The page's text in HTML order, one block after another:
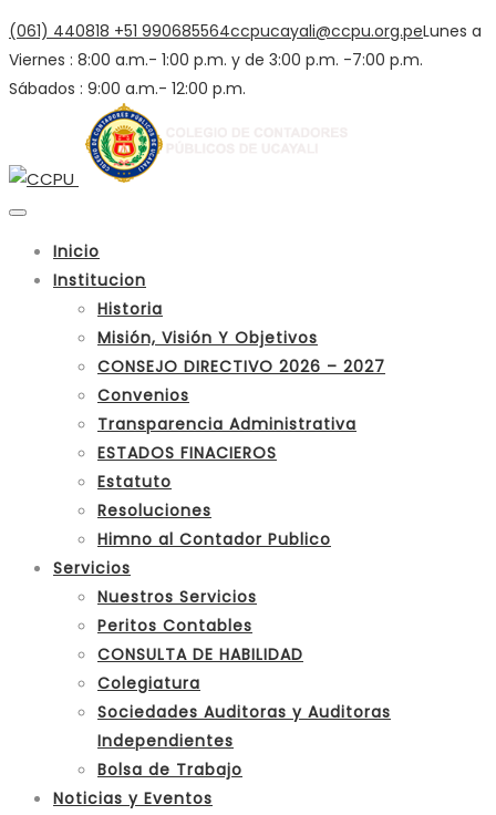
(061) 440818 +51 990685564ccpucayali@ccpu.org.peLunes a
Viernes : 8:00 a.m.- 1:00 p.m. y de 3:00 p.m. -7:00 p.m.
Sábados : 9:00 a.m.- 12:00 p.m.
Inicio
Institucion
Historia
Misión, Visión Y Objetivos
CONSEJO DIRECTIVO 2026 – 2027
Convenios
Transparencia Administrativa
ESTADOS FINACIEROS
Estatuto
Resoluciones
Himno al Contador Publico
Servicios
Nuestros Servicios
Peritos Contables
CONSULTA DE HABILIDAD
Colegiatura
Sociedades Auditoras y Auditoras
Independientes
Bolsa de Trabajo
Noticias y Eventos